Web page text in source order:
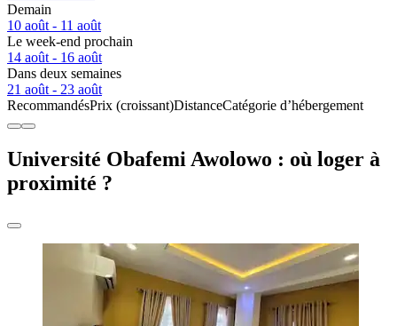
Demain
10 août - 11 août
Le week-end prochain
14 août - 16 août
Dans deux semaines
21 août - 23 août
RecommandésPrix (croissant)DistanceCatégorie d’hébergement
Université Obafemi Awolowo : où loger à
proximité ?